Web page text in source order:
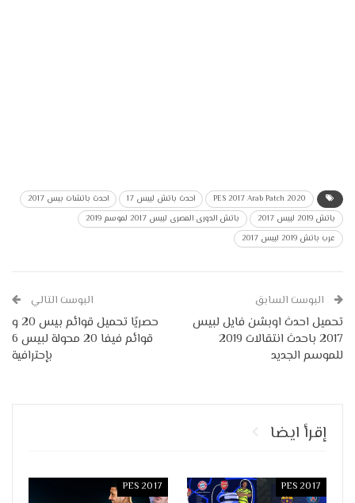
PES 2017 Arab Patch 2020 احدث باتش لبيس 17
احدث باتشات بيس 2017
باتش 2019 لبيس 2017
باتش الدورى المصرى لبيس 2017 لموسم 2019
عرب باتش 2019 لبيس 2017
البوست السابق
تحميل احدث اوبشن فايل لبيس
2017 باحدث انتقالات 2019
للموسم الجديد
البوست التالي
حصريًا تحميل قوائم بيس 20 و
قوائم فيفا 20 محولة لبيس 6
بإحترافية
إقرأ ايضا
PES 2017
PES 2017